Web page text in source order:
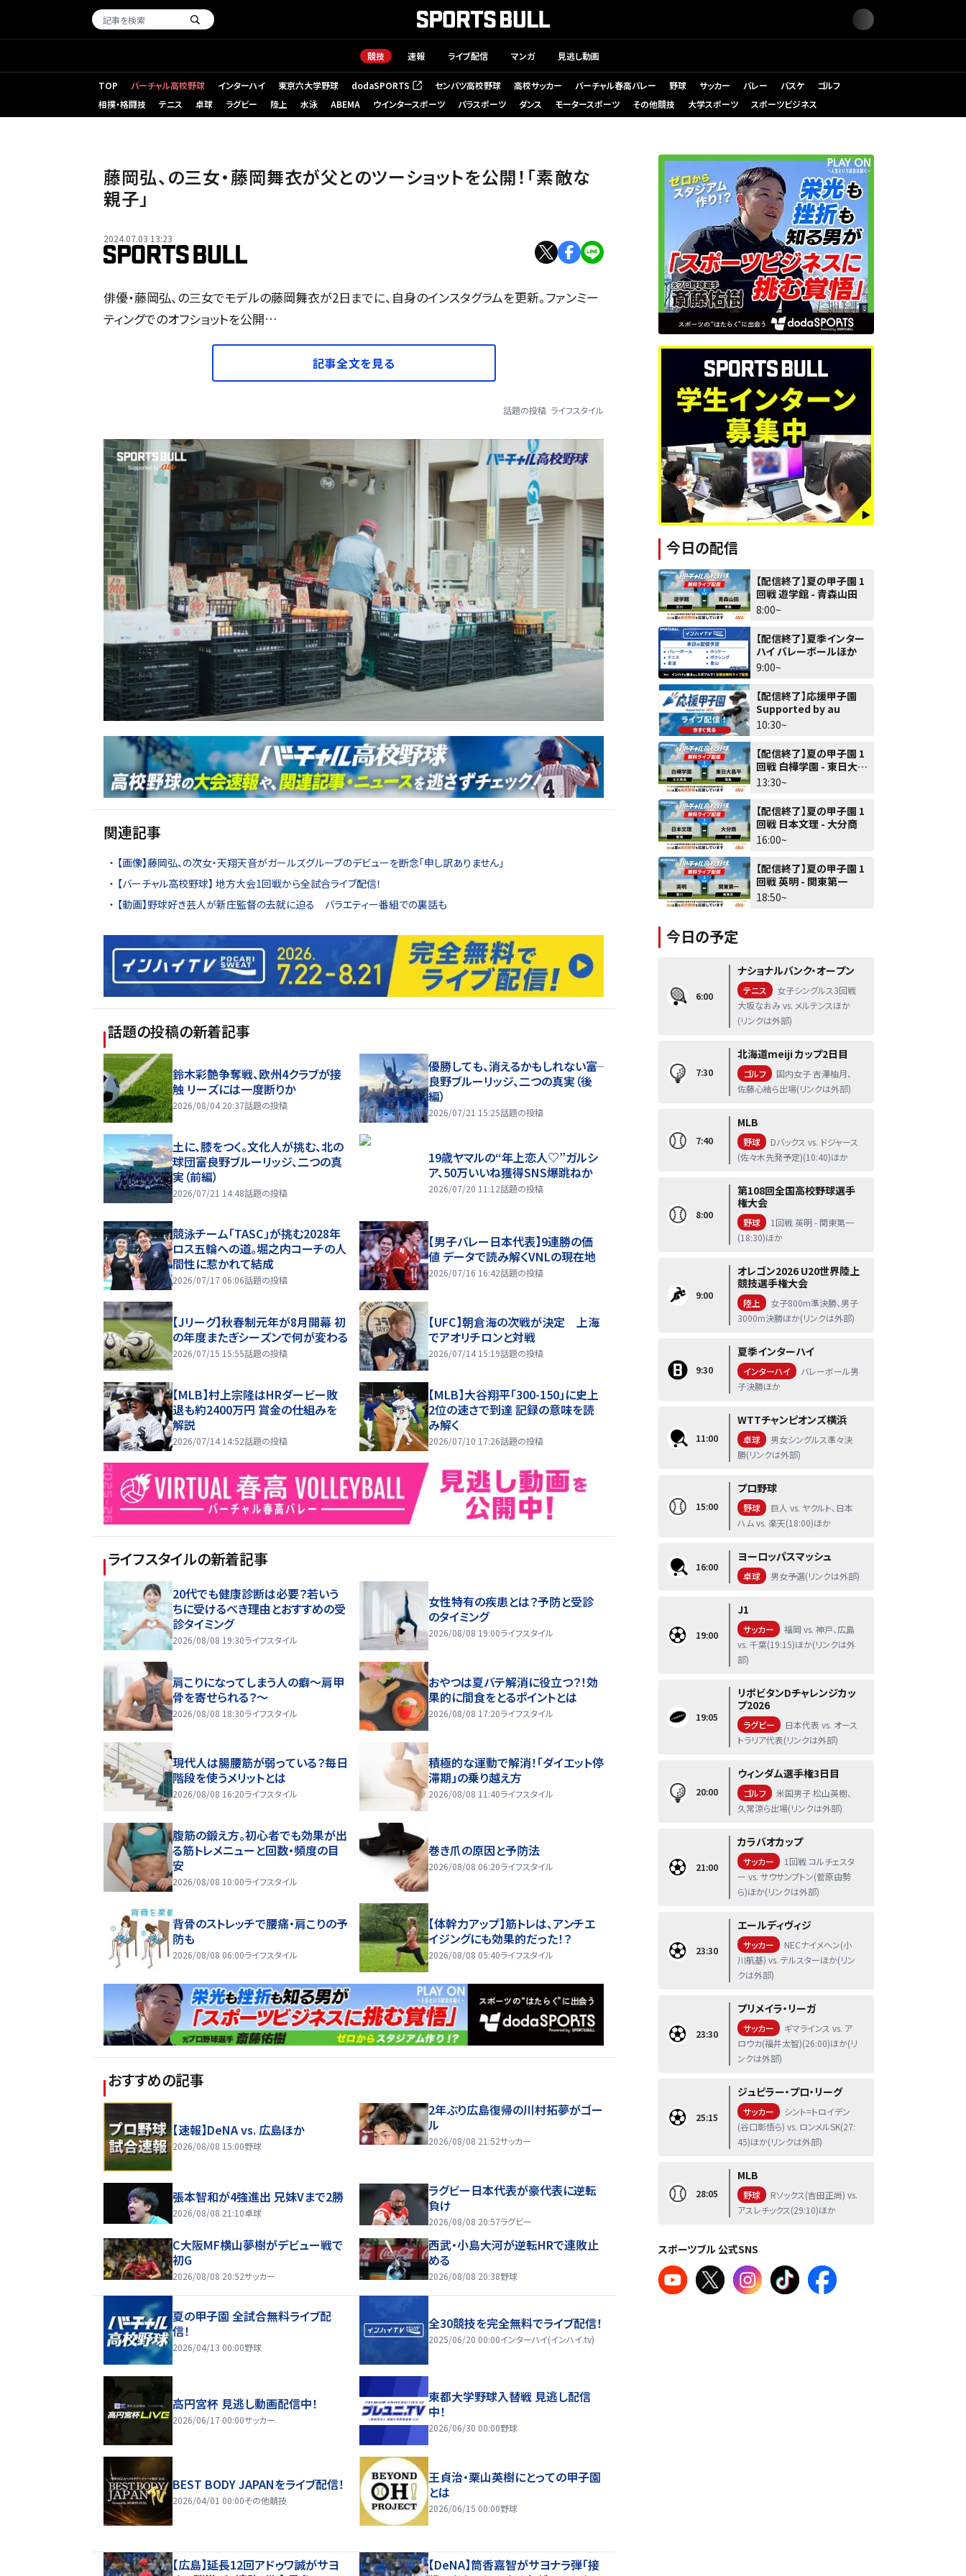
競技 速報 ライブ配信 マンガ 見逃し動画
TOP バーチャル高校野球 インターハイ 東京六大学野球 dodaSPORTS
（新しいタブで開く） センバツ高校野球 高校サッカー バーチャル春高バレー 野球 サッカー バレー バスケ
ゴルフ
相撲・格闘技
テニス 卓球 ラグビー 陸上 水泳 ABEMA ウインタースポーツ パラスポーツ ダンス モータースポーツ その他競技 大学スポーツ スポーツビジネス
藤岡弘、の三女・藤岡舞衣が父とのツーショットを公開！「素敵な
親子」
2024.07.03 13:23
俳優・藤岡弘、の三女でモデルの藤岡舞衣が2日までに、自身のインスタグラムを更新。ファンミー
ティングでのオフショットを公開…
記事全文を見る
話題の投稿 ライフスタイル
関連記事
【画像】藤岡弘、の次女・天翔天音がガールズグループのデビューを断念「申し訳ありません」
【バーチャル高校野球】 地方大会1回戦から全試合ライブ配信！
【動画】野球好き芸人が新庄監督の去就に迫る バラエティー番組での裏話も
話題の投稿の新着記事
鈴木彩艶争奪戦、欧州4クラブが接
触 リーズには一度断りか
2026/08/04 20:37話題の投稿
優勝しても、消えるかもしれない――富
良野ブルーリッジ、二つの真実（後
編）
2026/07/21 15:25話題の投稿
土に、膝をつく。文化人が挑む、北の
球団――富良野ブルーリッジ、二つの真
実（前編）
2026/07/21 14:48話題の投稿
19歳ヤマルの“年上恋人♡”ガルシ
ア、50万いいね獲得SNS爆跳ねか
2026/07/20 11:12話題の投稿
競泳チーム「TASC」が挑む2028年
ロス五輪への道。堀之内コーチの人
間性に惹かれて結成
2026/07/17 06:06話題の投稿
【男子バレー日本代表】9連勝の価
値 データで読み解くVNLの現在地
2026/07/16 16:42話題の投稿
【Jリーグ】秋春制元年が8月開幕 初
の年度またぎシーズンで何が変わる
2026/07/15 15:55話題の投稿
【UFC】朝倉海の次戦が決定 上海
でアオリチロンと対戦
2026/07/14 15:19話題の投稿
【MLB】村上宗隆はHRダービー敗
退も約2400万円 賞金の仕組みを
解説
2026/07/14 14:52話題の投稿
【MLB】大谷翔平「300-150」に史上
2位の速さで到達 記録の意味を読
み解く
2026/07/10 17:26話題の投稿
ライフスタイルの新着記事
20代でも健康診断は必要？若いう
ちに受けるべき理由とおすすめの受
診タイミング
2026/08/08 19:30ライフスタイル
女性特有の疾患とは？予防と受診
のタイミング
2026/08/08 19:00ライフスタイル
肩こりになってしまう人の癖～肩甲
骨を寄せられる？～
2026/08/08 18:30ライフスタイル
おやつは夏バテ解消に役立つ？！効
果的に間食をとるポイントとは
2026/08/08 17:20ライフスタイル
現代人は腸腰筋が弱っている？毎日
階段を使うメリットとは
2026/08/08 16:20ライフスタイル
積極的な運動で解消！「ダイエット停
滞期」の乗り越え方
2026/08/08 11:40ライフスタイル
腹筋の鍛え方。初心者でも効果が出
る筋トレメニューと回数・頻度の目
安
2026/08/08 10:00ライフスタイル
巻き爪の原因と予防法
2026/08/08 06:20ライフスタイル
背骨のストレッチで腰痛・肩こりの予
防も
2026/08/08 06:00ライフスタイル
【体幹力アップ】筋トレは、アンチエ
イジングにも効果的だった！？
2026/08/08 05:40ライフスタイル
おすすめの記事
【速報】DeNA vs. 広島ほか
2026/08/08 15:00野球
2年ぶり広島復帰の川村拓夢がゴー
ル
2026/08/08 21:52サッカー
張本智和が4強進出 兄妹Vまで2勝
2026/08/08 21:10卓球
ラグビー日本代表が豪代表に逆転
負け
2026/08/08 20:57ラグビー
C大阪MF横山夢樹がデビュー戦で
初G
2026/08/08 20:52サッカー
西武・小島大河が逆転HRで連敗止
める
2026/08/08 20:38野球
夏の甲子園 全試合無料ライブ配
信！
2026/04/13 00:00野球
全30競技を完全無料でライブ配信！
2025/06/20 00:00インターハイ(インハイ.tv)
高円宮杯 見逃し動画配信中！
2026/06/17 00:00サッカー
東都大学野球入替戦 見逃し配信
中！
2026/06/30 00:00野球
BEST BODY JAPANをライブ配信！
2026/04/01 00:00その他競技
王貞治・栗山英樹にとっての甲子園
とは
2026/06/15 00:00野球
【広島】延長12回アドゥワ誠がサヨ
【DeNA】筒香嘉智がサヨナラ弾「接
今日の配信
【配信終了】夏の甲子園 1
回戦 遊学館 - 青森山田
8:00~
【配信終了】夏季インター
ハイ バレーボールほか
9:00~
【配信終了】応援甲子園
Supported by au
10:30~
【配信終了】夏の甲子園 1
回戦 白樺学園 - 東日大昌
平
13:30~
【配信終了】夏の甲子園 1
回戦 日本文理 - 大分商
16:00~
【配信終了】夏の甲子園 1
回戦 英明 - 関東第一
18:50~
今日の予定
6:00
ナショナルバンク・オープン
テニス
女子シングルス3回戦
大坂なおみ vs. メルテンスほか
(リンクは外部)
7:30
北海道meiji カップ2日目
ゴルフ
国内女子 吉澤柚月、
佐藤心結ら出場(リンクは外部)
7:40
MLB
野球
Dバックス vs. ドジャース
(佐々木先発予定)(10:40)ほか
8:00
第108回全国高校野球選手
権大会
野球
1回戦 英明 - 関東第一
(18:30)ほか
9:00
オレゴン2026 U20世界陸上
競技選手権大会
陸上
女子800m準決勝、男子
3000m決勝ほか(リンクは外部)
9:30
夏季インターハイ
インターハイ
バレーボール男
子決勝ほか
11:00
WTTチャンピオンズ横浜
卓球
男女シングルス準々決
勝(リンクは外部)
15:00
プロ野球
野球
巨人 vs. ヤクルト、日本
ハム vs. 楽天(18:00)ほか
16:00
ヨーロッパスマッシュ
卓球 男女予選(リンクは外部)
19:00
J1
サッカー
福岡 vs. 神戸、広島
vs. 千葉(19:15)ほか(リンクは外
部)
19:05
リポビタンDチャレンジカッ
プ2026
ラグビー
日本代表 vs. オース
トラリア代表(リンクは外部)
20:00
ウィンダム選手権3日目
ゴルフ
米国男子 松山英樹、
久常涼ら出場(リンクは外部)
21:00
カラバオカップ
サッカー
1回戦 コルチェスタ
ー vs. サウサンプトン(菅原由勢
ら)ほか(リンクは外部)
23:30
エールディヴィジ
サッカー
NECナイメヘン(小
川航基) vs. テルスターほか(リン
クは外部)
23:30
プリメイラ・リーガ
サッカー
ギマラインス vs. ア
ロウカ(福井太智)(26:00)ほか(リ
ンクは外部)
25:15
ジュピラー・プロ・リーグ
サッカー
シント=トロイデン
(谷口彰悟ら) vs. ロンメルSK(27:
45)ほか(リンクは外部)
28:05
MLB
野球
Rソックス(吉田正尚) vs.
アスレチックス(29:10)ほか
スポーツブル 公式SNS